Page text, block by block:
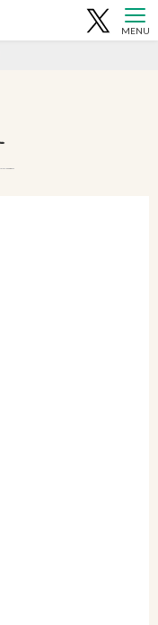
MENU